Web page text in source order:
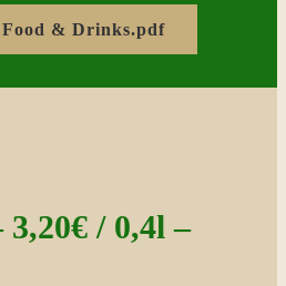
& Drinks.pdf
/ 0,4l –